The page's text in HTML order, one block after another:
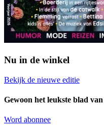
Nu in de winkel
Bekijk de nieuwe editie
Gewoon het leukste blad
Word abonnee